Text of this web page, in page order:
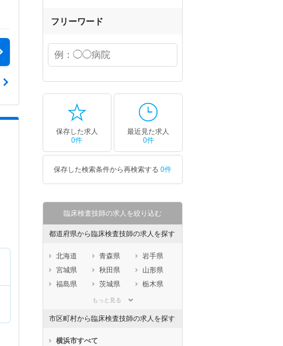
フリーワード
保存した求人
0件
最近見た求人
0件
保存した検索条件から再検索する 0件
臨床検査技師の求人を絞り込む
都道府県から臨床検査技師の求人を探す
北海道 青森県
岩手県
宮城県
秋田県
山形県
福島県
茨城県
栃木県
埼玉県
石川県
もっと見る
市区町村から臨床検査技師の求人を探す
横浜市すべて